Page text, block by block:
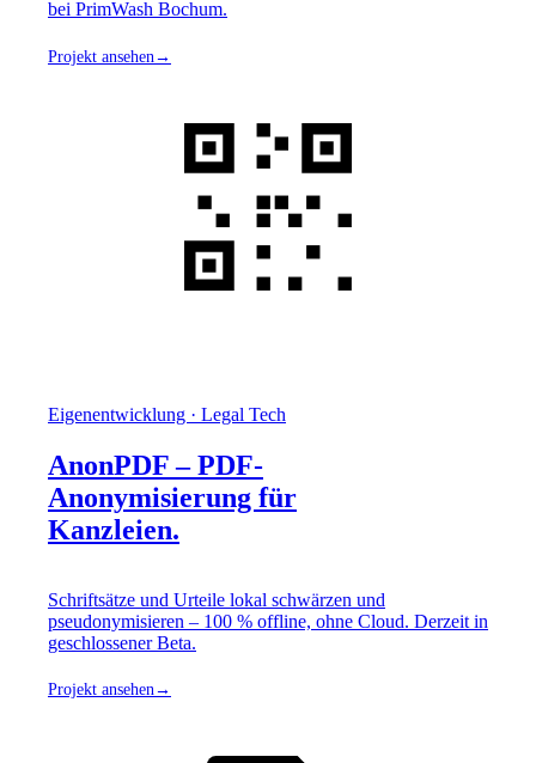
bei PrimWash Bochum.
Projekt ansehen →
Eigenentwicklung · Legal Tech
AnonPDF – PDF-
Anonymisierung für
Kanzleien.
Schriftsätze und Urteile lokal schwärzen und
pseudonymisieren – 100 % offline, ohne Cloud. Derzeit in
geschlossener Beta.
Projekt ansehen →